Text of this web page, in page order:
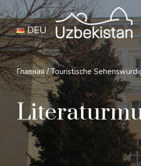
DEU
Главная / Touristische